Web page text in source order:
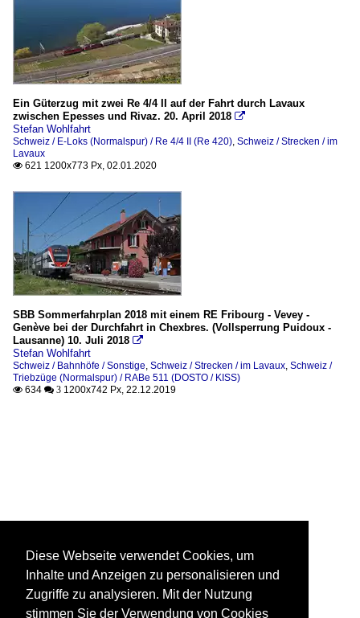
Ein Güterzug mit zwei Re 4/4 II auf der Fahrt durch Lavaux
zwischen Epesses und Rivaz. 20. April 2018 
Stefan Wohlfahrt
Schweiz / E-Loks (Normalspur) / Re 4/4 II (Re 420), Schweiz / Strecken / im
Lavaux
 621 1200x773 Px, 02.01.2020
SBB Sommerfahrplan 2018 mit einem RE Fribourg - Vevey -
Genève bei der Durchfahrt in Chexbres. (Vollsperrung Puidoux -
Lausanne) 10. Juli 2018 
Stefan Wohlfahrt
Schweiz / Bahnhöfe / Sonstige, Schweiz / Strecken / im Lavaux, Schweiz /
Triebzüge (Normalspur) / RABe 511 (DOSTO / KISS)
 634  3 1200x742 Px, 22.12.2019
Diese Webseite verwendet Cookies, um
Inhalte und Anzeigen zu personalisieren und
Zugriffe zu analysieren. Mit der Nutzung
stimmen Sie der Verwendung von Cookies